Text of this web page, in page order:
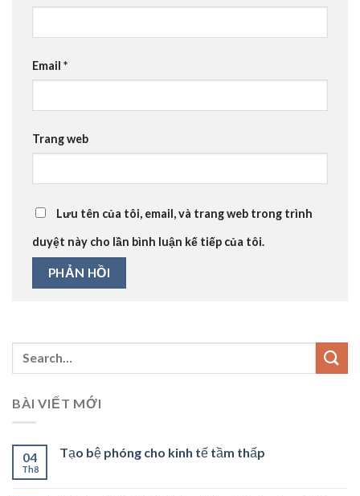
Email *
Trang web
Lưu tên của tôi, email, và trang web trong trình
duyệt này cho lần bình luận kế tiếp của tôi.
BÀI VIẾT MỚI
04
Th8
Tạo bệ phóng cho kinh tế tầm thấp